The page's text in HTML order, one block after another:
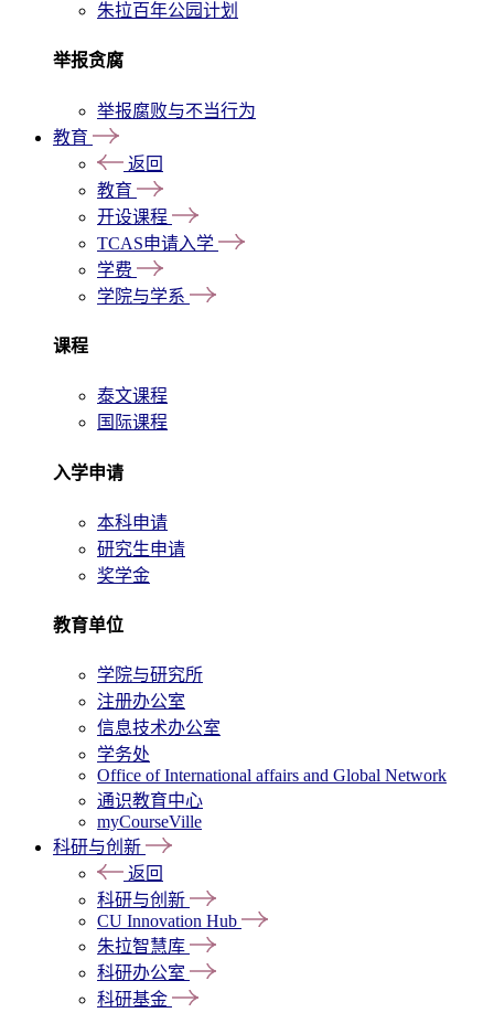
朱拉百年公园计划
举报贪腐
举报腐败与不当行为
教育
返回
教育
开设课程
TCAS申请入学
学费
学院与学系
课程
泰文课程
国际课程
入学申请
本科申请
研究生申请
奖学金
教育单位
学院与研究所
注册办公室
信息技术办公室
学务处
Office of International affairs and Global Network
通识教育中心
myCourseVille
科研与创新
返回
科研与创新
CU Innovation Hub
朱拉智慧库
科研办公室
科研基金